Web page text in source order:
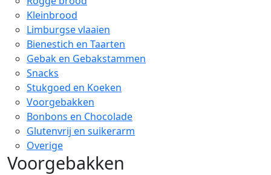
Kleinbrood
Limburgse vlaaien
Bienestich en Taarten
Gebak en Gebakstammen
Snacks
Stukgoed en Koeken
Voorgebakken
Bonbons en Chocolade
Glutenvrij en suikerarm
Overige
Voorgebakken